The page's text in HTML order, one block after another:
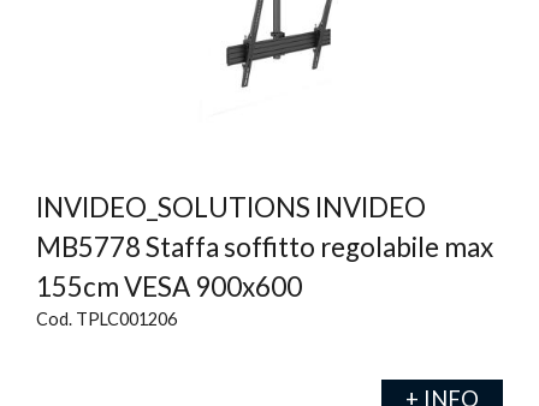
INVIDEO_SOLUTIONS INVIDEO
MB5778 Staffa soffitto regolabile max
155cm VESA 900x600
Cod. TPLC001206
+ INFO